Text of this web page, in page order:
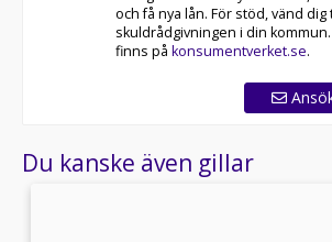
och få nya lån. För stöd, vänd
skuldrådgivningen i din
finns på konsumentverket.se.
Du kanske även gillar